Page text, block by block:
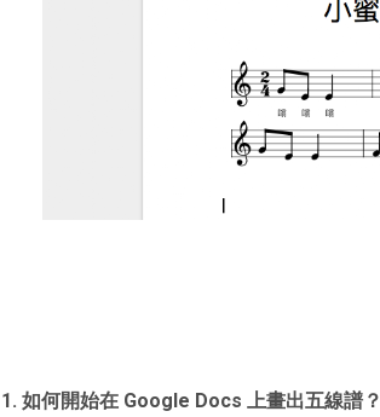
1. 如何開始在 Google Docs 上畫出五線譜？